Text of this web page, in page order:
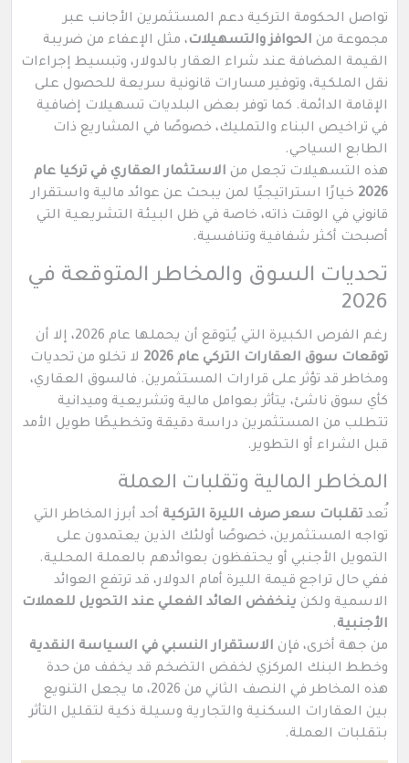
تواصل الحكومة التركية دعم المستثمرين الأجانب عبر
مجموعة من الحوافز والتسهيلات، مثل الإعفاء من ضريبة
القيمة المضافة عند شراء العقار بالدولار، وتبسيط إجراءات
نقل الملكية، وتوفير مسارات قانونية سريعة للحصول على
الإقامة الدائمة. كما توفر بعض البلديات تسهيلات إضافية
في تراخيص البناء والتمليك، خصوصًا في المشاريع ذات
الطابع السياحي.
هذه التسهيلات تجعل من الاستثمار العقاري في تركيا عام
2026 خيارًا استراتيجيًا لمن يبحث عن عوائد مالية واستقرار
قانوني في الوقت ذاته، خاصة في ظل البيئة التشريعية التي
أصبحت أكثر شفافية وتنافسية.
تحديات السوق والمخاطر المتوقعة في
2026
رغم الفرص الكبيرة التي يُتوقع أن يحملها عام 2026، إلا أن
توقعات سوق العقارات التركي عام 2026
لا تخلو من تحديات
ومخاطر قد تؤثر على قرارات المستثمرين. فالسوق العقاري،
كأي سوق ناشئ، يتأثر بعوامل مالية وتشريعية وميدانية
تتطلب من المستثمرين دراسة دقيقة وتخطيطًا طويل الأمد
قبل الشراء أو التطوير.
المخاطر المالية وتقلبات العملة
تُعد تقلبات سعر صرف الليرة التركية أحد أبرز المخاطر التي
تواجه المستثمرين، خصوصًا أولئك الذين يعتمدون على
التمويل الأجنبي أو يحتفظون بعوائدهم بالعملة المحلية.
ففي حال تراجع قيمة الليرة أمام الدولار، قد ترتفع العوائد
الاسمية ولكن ينخفض العائد الفعلي عند التحويل للعملات
الأجنبية.
من جهة أخرى، فإن الاستقرار النسبي في السياسة النقدية
وخطط البنك المركزي لخفض التضخم قد يخفف من حدة
هذه المخاطر في النصف الثاني من 2026، ما يجعل التنويع
بين العقارات السكنية والتجارية وسيلة ذكية لتقليل التأثر
بتقلبات العملة.